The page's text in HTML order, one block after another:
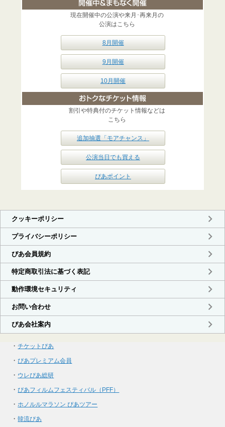
現在開催中の公演や来月･再来月の
公演はこちら
8月開催
9月開催
10月開催
割引や特典付のチケット情報などは
こちら
追加抽選「モアチャンス」
公演当日でも買える
ぴあポイント
・チケットぴあ
・ぴあプレミアム会員
・ ウレぴあ総研
・ぴあフィルムフェスティバル（PFF）
・ ホノルルマラソン ぴあツアー
・韓流ぴあ